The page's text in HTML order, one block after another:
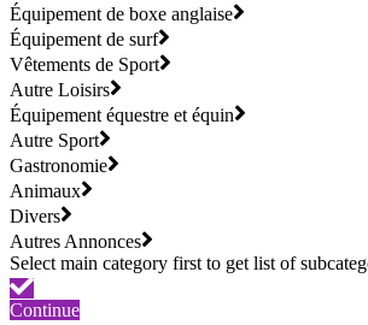
Équipement de boxe anglaise
Équipement de surf
Vêtements de Sport
Autre Loisirs
Équipement équestre et équin
Autre Sport
Gastronomie
Animaux
Divers
Autres Annonces
Continue